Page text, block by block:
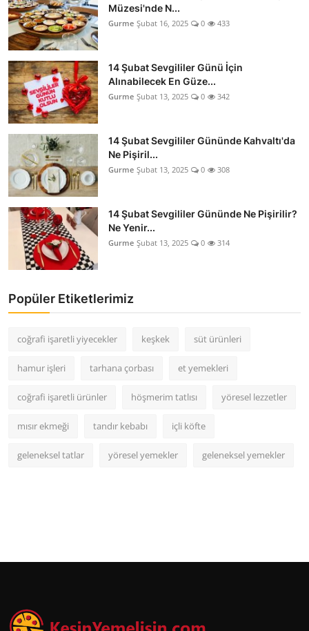
Müzesi'nde N...
Gurme Şubat 16, 2025 0 433
14 Şubat Sevgililer Günü İçin
Alınabilecek En Güze...
Gurme Şubat 13, 2025 0 342
14 Şubat Sevgililer Gününde Kahvaltı'da
Ne Pişiril...
Gurme Şubat 13, 2025 0 308
14 Şubat Sevgililer Gününde Ne Pişirilir?
Ne Yenir...
Gurme Şubat 13, 2025 0 314
Popüler Etiketlerimiz
coğrafi işaretli yiyecekler keşkek süt ürünleri
hamur işleri tarhana çorbası et yemekleri
coğrafi işaretli ürünler höşmerim tatlısı yöresel lezzetler
mısır ekmeği tandır kebabı içli köfte
geleneksel tatlar yöresel yemekler geleneksel yemekler